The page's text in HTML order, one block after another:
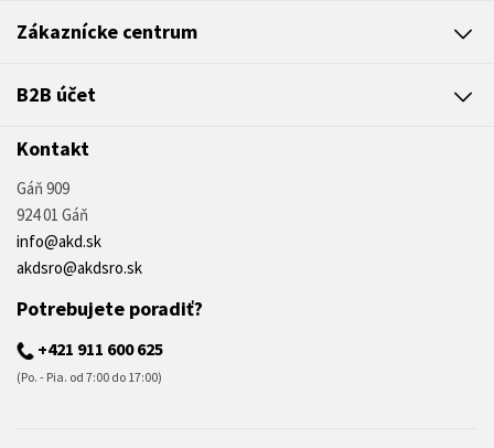
Zákaznícke centrum
B2B účet
Kontakt
Gáň 909
924 01 Gáň
info@akd.sk
akdsro@akdsro.sk
Potrebujete poradiť?
+421 911 600 625
(Po. - Pia. od 7:00 do 17:00)